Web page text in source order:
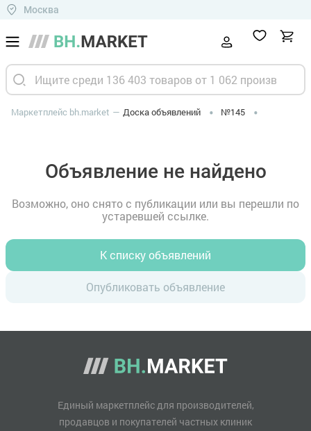
Москва
Маркетплейс bh.market Доска объявлений №145
Объявление не найдено
Возможно, оно снято с публикации или вы перешли по
устаревшей ссылке.
К списку объявлений
Опубликовать объявление
Единый маркетплейс для производителей,
продавцов и покупателей частных клиник